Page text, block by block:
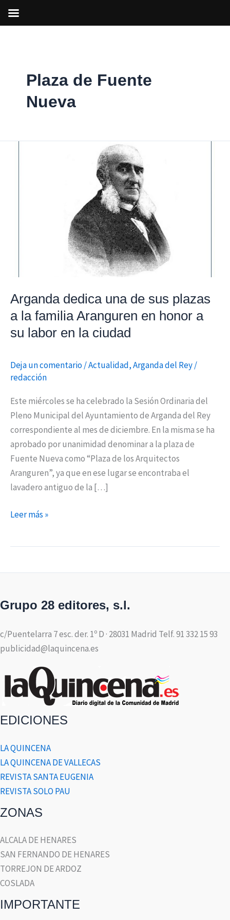
Plaza de Fuente
Nueva
Arganda dedica una de sus plazas
a la familia Aranguren en honor a
su labor en la ciudad
Deja un comentario/Actualidad,Arganda del Rey/
redacción
Este miércoles se ha celebrado la Sesión Ordinaria del
Pleno Municipal del Ayuntamiento de Arganda del Rey
correspondiente al mes de diciembre. En la misma se ha
aprobado por unanimidad denominar a la plaza de
Fuente Nueva como “Plaza de los Arquitectos
Aranguren”, ya que en ese lugar se encontraba el
lavadero antiguo de la […]
Aranguren
en
honor
a
su
en
la
Leer más »
Grupo 28 editores, s.l.
c/Puentelarra 7 esc. der. 1º D · 28031 Madrid Telf. 91 332 15 93
publicidad@laquincena.es
EDICIONES
LA QUINCENA
LA QUINCENA DE VALLECAS
REVISTA SANTA EUGENIA
REVISTA SOLO PAU
ZONAS
ALCALA DE HENARES
SAN FERNANDO DE HENARES
TORREJON DE ARDOZ
COSLADA
IMPORTANTE